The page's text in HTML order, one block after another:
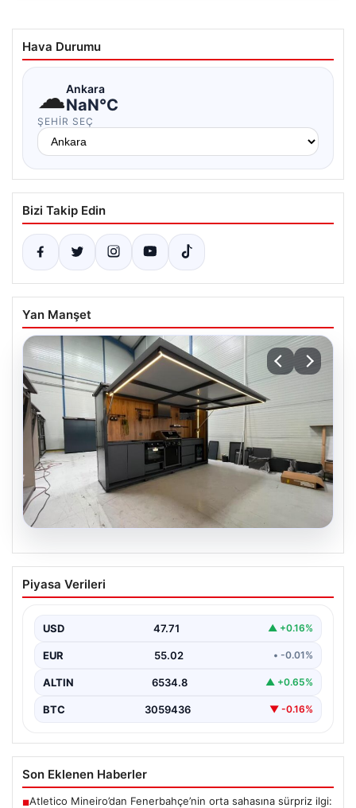
Hava Durumu
☁Ankara
NaN°C
ŞEHIR SEÇ
Bizi Takip Edin
Yan Manşet
04.08.2026
Ömer Çelik’ten Ertuğrul Özkök’e Sert
AK Parti'nin Sözcüsü Ömer Çelik, Cumhurbaşkanı
sert…
Piyasa Verileri
Son Eklenen Haberler